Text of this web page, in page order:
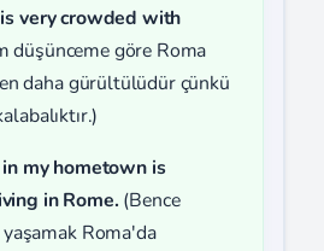
very crowded with
düşünceme göre Roma
daha gürültülüdür çünkü
my hometown is
in Rome. (Bence
Roma'da